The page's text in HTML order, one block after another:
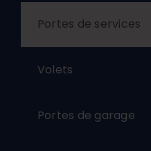
Portes de services
Volets
Portes de garage